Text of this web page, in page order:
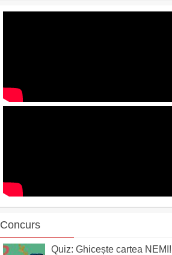
Concurs
Quiz: Ghicește cartea NEMI!